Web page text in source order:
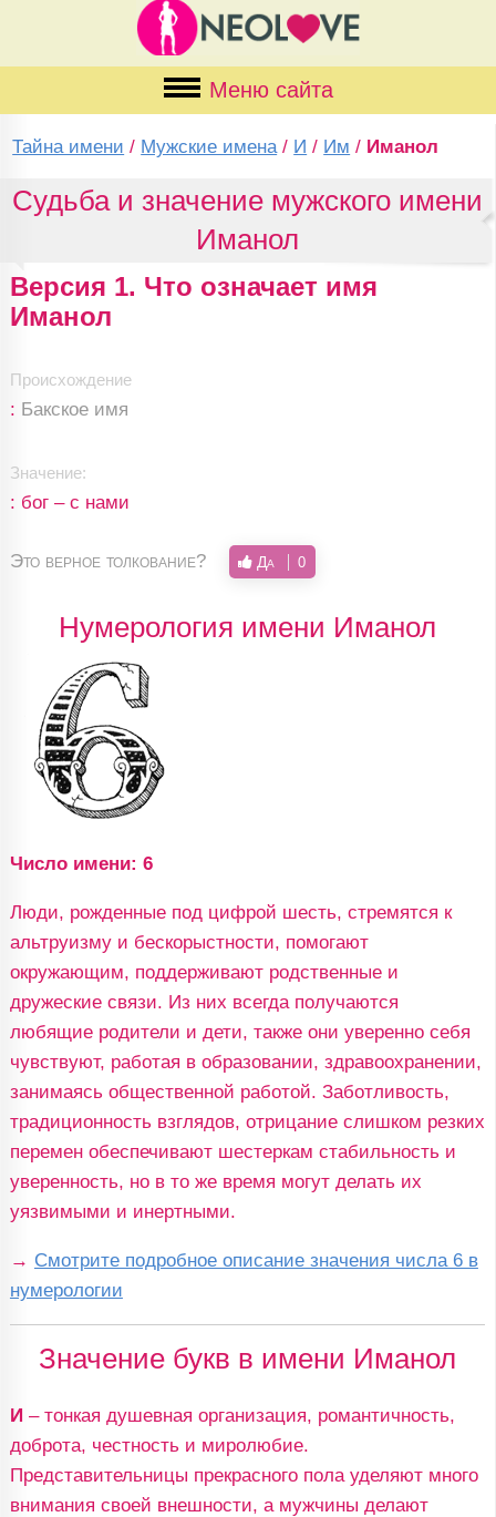
Меню сайта
Тайна имени / Мужские имена / И / Им / Иманол
Судьба и значение мужского имени
Иманол
Версия 1. Что означает имя
Иманол
Происхождение
: Бакское имя
Значение:
: бог – с нами
Это верное толкование? Да 0
Нумерология имени Иманол
Число имени: 6
Люди, рожденные под цифрой шесть, стремятся к
альтруизму и бескорыстности, помогают
окружающим, поддерживают родственные и
дружеские связи. Из них всегда получаются
любящие родители и дети, также они уверенно себя
чувствуют, работая в образовании, здравоохранении,
занимаясь общественной работой. Заботливость,
традиционность взглядов, отрицание слишком резких
перемен обеспечивают шестеркам стабильность и
уверенность, но в то же время могут делать их
уязвимыми и инертными.
→ Смотрите подробное описание значения числа 6 в
нумерологии
Значение букв в имени Иманол
И – тонкая душевная организация, романтичность,
доброта, честность и миролюбие.
Представительницы прекрасного пола уделяют много
внимания своей внешности, а мужчины делают